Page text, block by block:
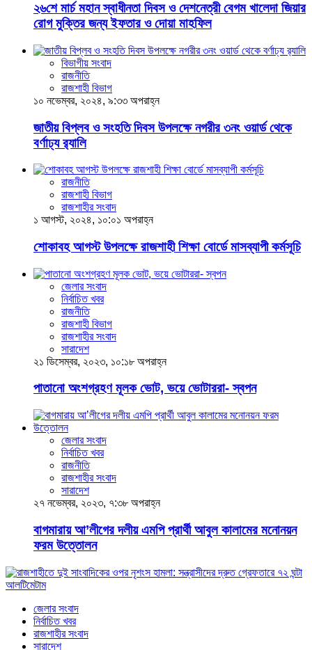
২৬শে মার্চ মহান স্বাধীনতা দিবস ও দেশনেত্রী বেগম খালেদা জিয়ার
রোগ মুক্তির জন্য ইফতার ও দোয়া মাহফিল
বিভাগীয় সংবাদ
রাজনীতি
রাজশাহী বিভাগ
১০ নভেম্বর, ২০২৪, ৯:৩৩ অপরাহ্ন
জাতীয় বিপ্লব ও সংহতি দিবস উপলক্ষে নগরীর ৩নং ওয়ার্ড থেকে
বর্ণাঢ্য র‍্যালি
রাজনীতি
রাজশাহী বিভাগ
রাজশাহীর সংবাদ
১ আগস্ট, ২০২৪, ১০:০১ অপরাহ্ন
শোকাবহ আগস্ট উপলক্ষে রাজশাহী শিক্ষা বোর্ডে মাসব্যাপী কর্মসূচি
জেলার সংবাদ
নির্বাচিত খবর
রাজনীতি
রাজশাহী বিভাগ
রাজশাহীর সংবাদ
সারাদেশ
২১ ডিসেম্বর, ২০২৩, ১০:১৮ অপরাহ্ন
পাতানো অংশগ্রহণ মূলক ভোট, ভয়ে ভোটাররা- স্বপন
জেলার সংবাদ
নির্বাচিত খবর
রাজনীতি
রাজশাহীর সংবাদ
সারাদেশ
২৭ নভেম্বর, ২০২৩, ৭:৩৮ অপরাহ্ন
বাগমারায় আ’লীগের দলীয় এমপি প্রার্থী আবুল কালামের মনোনয়ন
ফরম উত্তোলন
জেলার সংবাদ
নির্বাচিত খবর
রাজশাহীর সংবাদ
সারাদেশ